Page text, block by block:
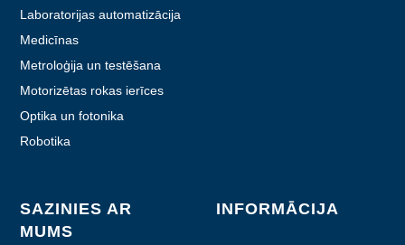
automatizācija
Laboratorijas automatizācija
Medicīnas
Metroloģija un testēšana
Motorizētas rokas ierīces
Optika un fotonika
Robotika
SAZINIES AR
MUMS
INFORMĀCIJA